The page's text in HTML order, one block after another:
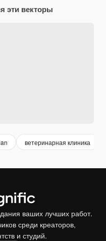
эти векторы
ветеринарная клиника
ваших лучших работ.
среди креаторов,
и студий.